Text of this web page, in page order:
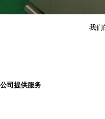
我们
公司提供服务